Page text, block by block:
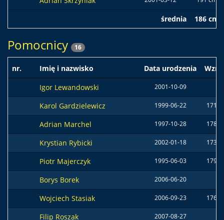
średnia 186 cm
Pomocnicy 16
nr. Imię i nazwisko Data urodzenia
Igor Lewandowski
2001-10-09
Karol Gardzielewicz 1999-06-22 171
Adrian Marchel 1997-10-28 178
Krystian Rybicki 2002-01-18 173
Piotr Majerczyk 1995-06-03 179
Borys Borek 2006-06-20
Wojciech Stasiak 2006-09-23 176
Filip Roszak 2007-08-27